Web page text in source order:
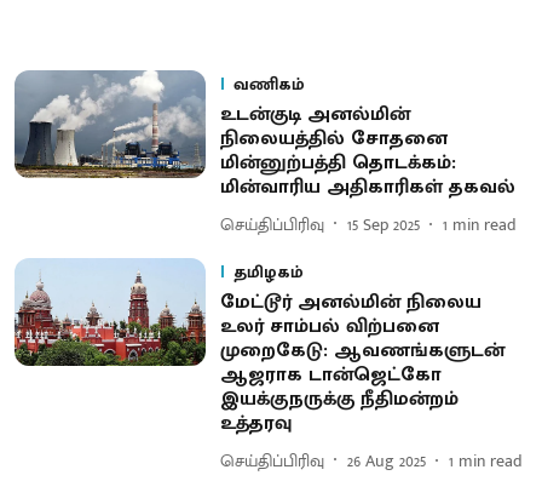
வணிகம்
உடன்குடி அனல்மின்
நிலையத்தில் சோதனை
மின்னுற்பத்தி தொடக்கம்:
மின்வாரிய அதிகாரிகள் தகவல்
செய்திப்பிரிவு 15 Sep 2025 1 min read
தமிழகம்
மேட்டூர் அனல்மின் நிலைய
உலர் சாம்பல் விற்பனை
முறைகேடு: ஆவணங்களுடன்
ஆஜராக டான்ஜெட்கோ
இயக்குநருக்கு நீதிமன்றம்
உத்தரவு
செய்திப்பிரிவு 26 Aug 2025 1 min read